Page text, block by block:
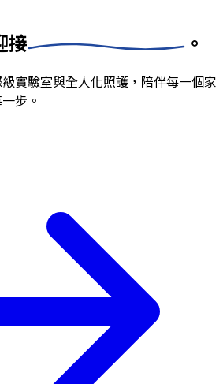
接 。
實驗室與全人化照護，陪伴每一個家
步。